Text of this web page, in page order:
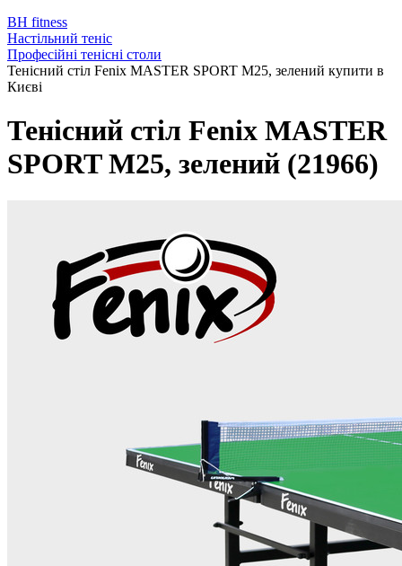
BH fitness
Настільний теніс
Професійні тенісні столи
Тенісний стіл Fenix MASTER SPORT M25, зелений купити в
Києві
Тенісний стіл Fenix MASTER
SPORT M25, зелений (21966)